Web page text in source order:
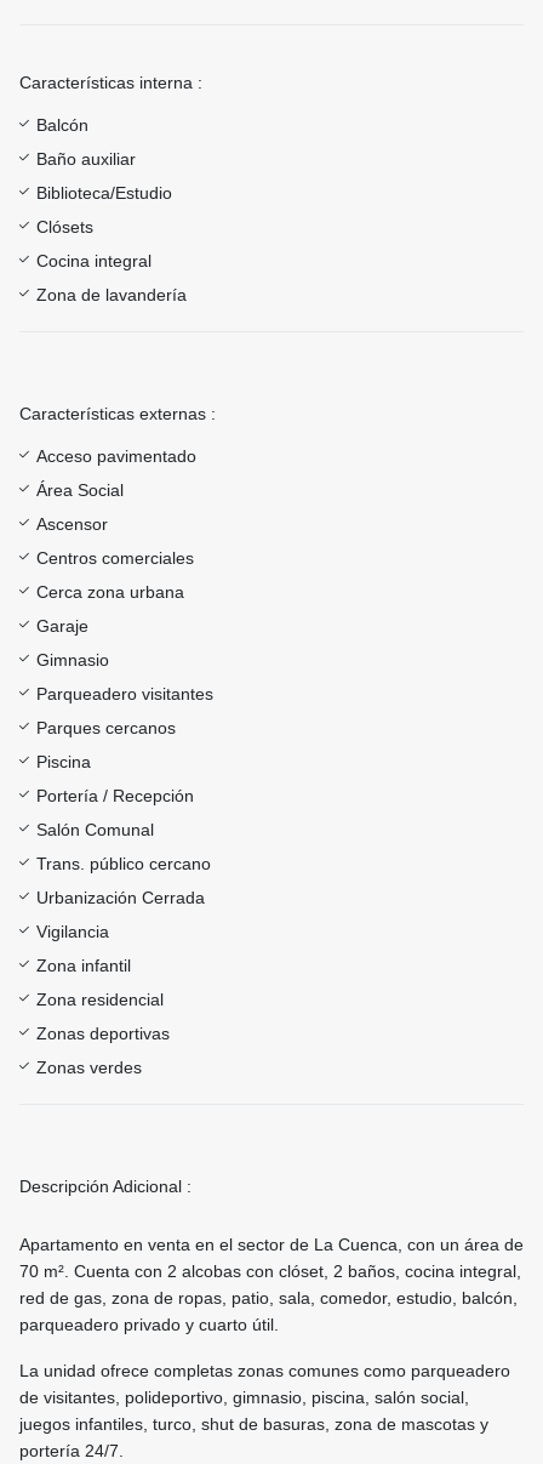
Características interna :
Balcón
Baño auxiliar
Biblioteca/Estudio
Clósets
Cocina integral
Zona de lavandería
Características externas :
Acceso pavimentado
Área Social
Ascensor
Centros comerciales
Cerca zona urbana
Garaje
Gimnasio
Parqueadero visitantes
Parques cercanos
Piscina
Portería / Recepción
Salón Comunal
Trans. público cercano
Urbanización Cerrada
Vigilancia
Zona infantil
Zona residencial
Zonas deportivas
Zonas verdes
Descripción Adicional :
Apartamento en venta en el sector de La Cuenca, con un área de
70 m². Cuenta con 2 alcobas con clóset, 2 baños, cocina integral,
red de gas, zona de ropas, patio, sala, comedor, estudio, balcón,
parqueadero privado y cuarto útil.
La unidad ofrece completas zonas comunes como parqueadero
de visitantes, polideportivo, gimnasio, piscina, salón social,
juegos infantiles, turco, shut de basuras, zona de mascotas y
portería 24/7.